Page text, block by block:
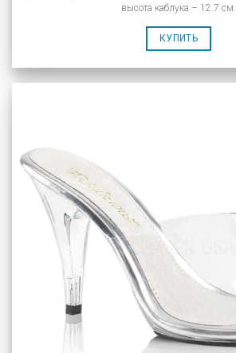
высота каблука – 12.7 см.
КУПИТЬ